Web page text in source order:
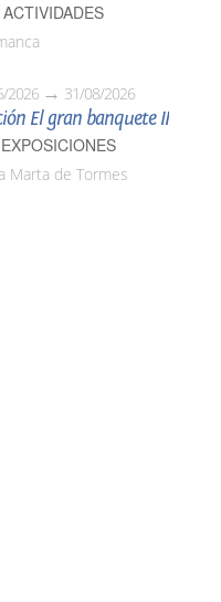
2026 31/08/2026
El gran banquete II
Marta de Tormes